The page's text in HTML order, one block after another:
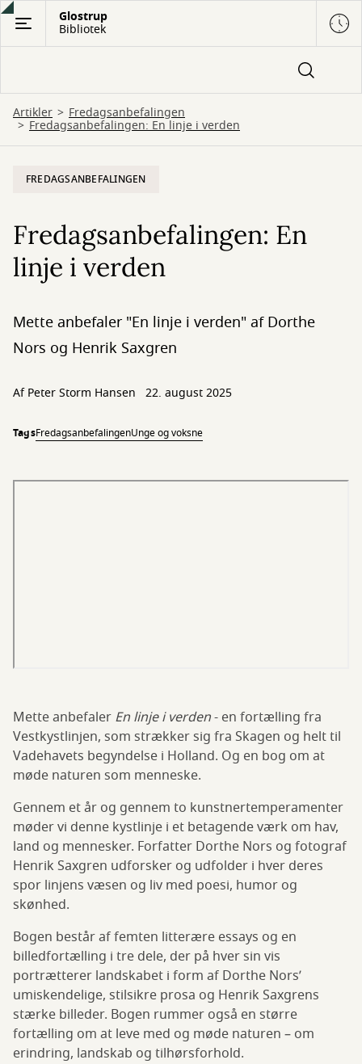
Gå
hovedindhold
Glostrup
Bibliotek
Artikler Fredagsanbefalingen
Fredagsanbefalingen: En linje i verden
FREDAGSANBEFALINGEN
Fredagsanbefalingen: En
linje i verden
Mette anbefaler "En linje i verden" af Dorthe
Nors og Henrik Saxgren
AfPeter Storm Hansen 22. august 2025
TagsFredagsanbefalingenUnge og voksne
Mette anbefaler En linje i verden- en fortælling fra
Vestkystlinjen, som strækker sig fra Skagen og helt til
Vadehavets begyndelse i Holland. Og en bog om at
møde naturen som menneske.
Gennem et år og gennem to kunstnertemperamenter
møder vi denne kystlinje i et betagende værk om hav,
land og mennesker. Forfatter Dorthe Nors og fotograf
Henrik Saxgren udforsker og udfolder i hver deres
spor linjens væsen og liv med poesi, humor og
skønhed.
Bogen består af femten litterære essays og en
billedfortælling i tre dele, der på hver sin vis
portrætterer landskabet i form af Dorthe Nors’
umiskendelige, stilsikre prosa og Henrik Saxgrens
stærke billeder. Bogen rummer også en større
fortælling om at leve med og møde naturen – om
erindring, landskab og tilhørsforhold.